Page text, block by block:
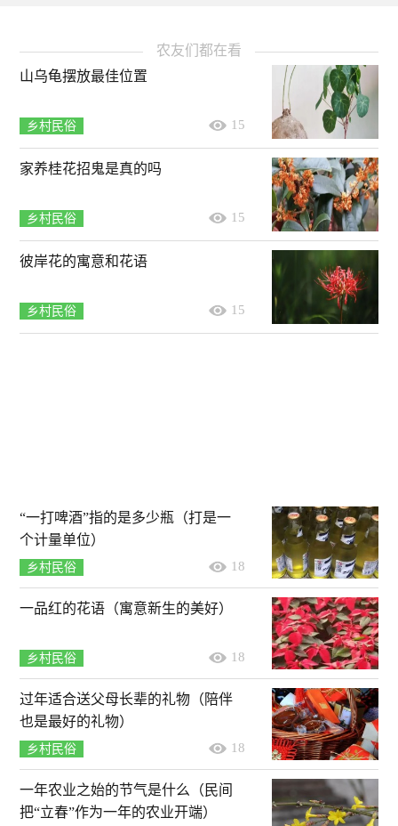
农友们都在看
山乌龟摆放最佳位置
乡村民俗 15
家养桂花招鬼是真的吗
乡村民俗 15
彼岸花的寓意和花语
乡村民俗 15
“一打啤酒”指的是多少瓶（打是一
个计量单位）
乡村民俗 18
一品红的花语（寓意新生的美好）
乡村民俗 18
过年适合送父母长辈的礼物（陪伴
也是最好的礼物）
乡村民俗 18
一年农业之始的节气是什么（民间
把“立春”作为一年的农业开端）